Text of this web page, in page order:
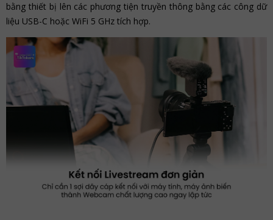
bằng thiết bị lên các phương tiện truyền thông bằng các công dữ
liệu USB-C hoặc WiFi 5 GHz tích hợp.